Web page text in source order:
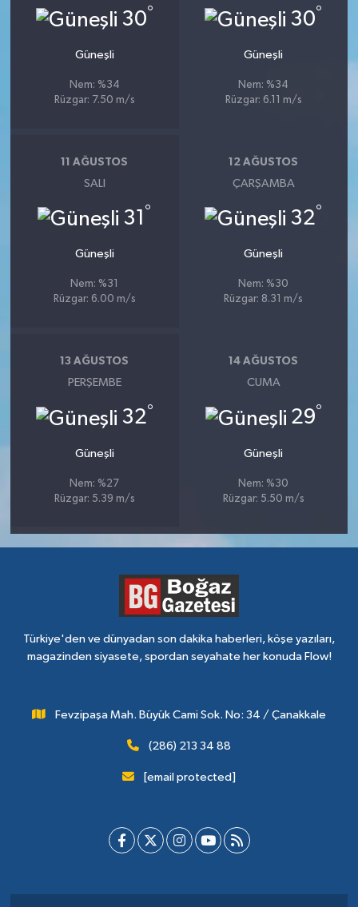
30°
Güneşli
Nem: %34
Rüzgar: 7.50 m/s
30°
Güneşli
Nem: %34
Rüzgar: 6.11 m/s
11 AĞUSTOS
SALI
31 °
Güneşli
Nem: %31
Rüzgar: 6.00 m/s
12 AĞUSTOS
ÇARŞAMBA
32°
Güneşli
Nem: %30
Rüzgar: 8.31 m/s
13 AĞUSTOS
PERŞEMBE
32°
Güneşli
Nem: %27
Rüzgar: 5.39 m/s
14 AĞUSTOS
CUMA
29°
Güneşli
Nem: %30
Rüzgar: 5.50 m/s
Türkiye'den ve dünyadan son dakika haberleri, köşe yazıları,
magazinden siyasete, spordan seyahate her konuda Flow!
Fevzipaşa Mah. Büyük Cami Sok. No: 34 / Çanakkale
(286) 213 34 88
[email protected]